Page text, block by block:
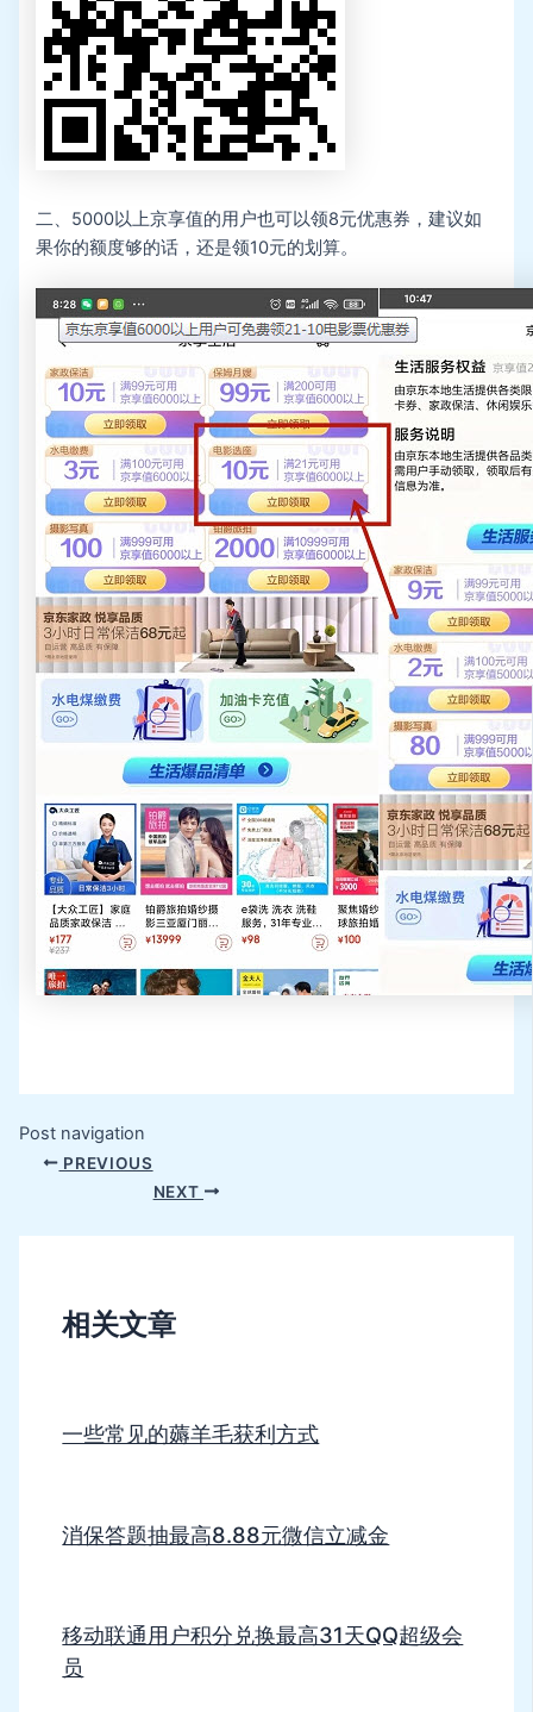
二、5000以上京享值的用户也可以领8元优惠券，建议如
果你的额度够的话，还是领10元的划算。
Post navigation
PREVIOUS
NEXT
相关文章
一些常见的薅羊毛获利方式
消保答题抽最高8.88元微信立减金
移动联通用户积分兑换最高31天QQ超级会
员